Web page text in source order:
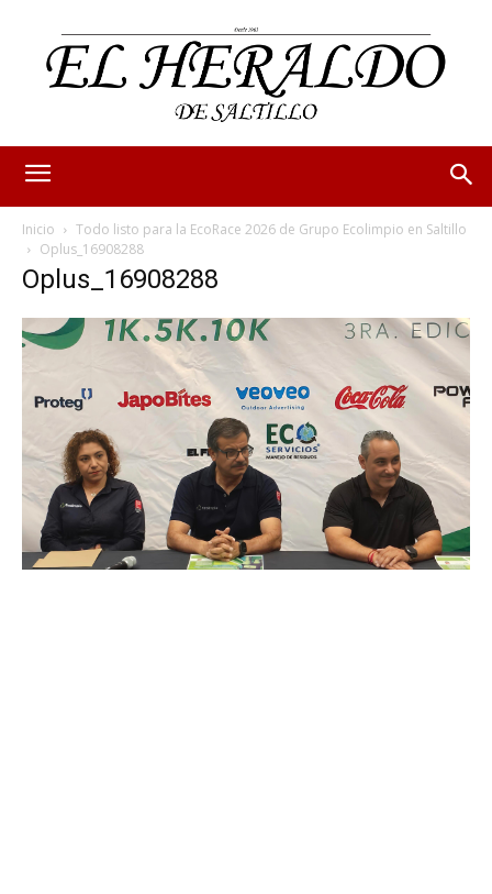
Inicio
Todo listo para la EcoRace 2026 de Grupo Ecolimpio en Saltillo
Oplus_16908288
Oplus_16908288